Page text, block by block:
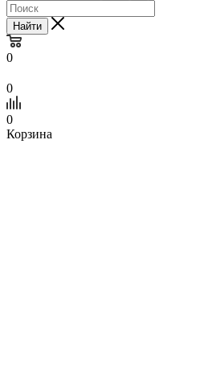
Найти
0
0
0
Корзина